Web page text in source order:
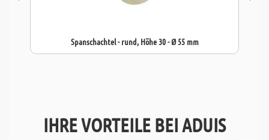
Spanschachtel - rund, Höhe 30 - Ø 55 mm
IHRE VORTEILE BEI ADUIS